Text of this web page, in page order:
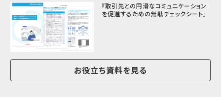
『取引先との円滑なコミュニケーション
を促進するための無駄チェックシート』
お役立ち資料を見る